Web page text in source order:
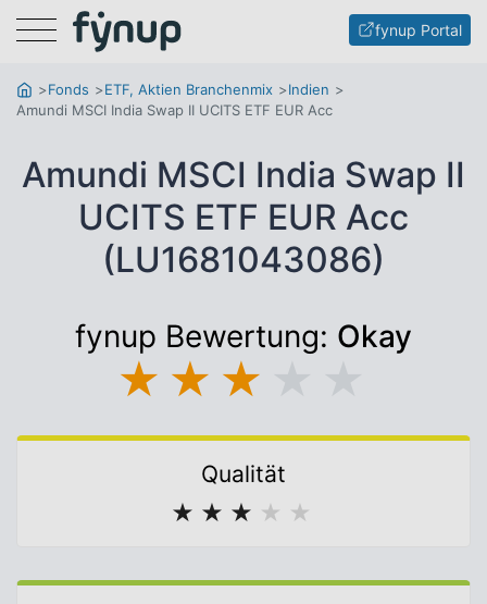
Menu fynup Portal
Fonds ETF, Aktien Branchenmix
Indien
Amundi MSCI India Swap II UCITS ETF EUR Acc
Amundi MSCI India Swap II
UCITS ETF EUR Acc
(LU1681043086)
fynup Bewertung: Okay
★ ★ ★
Qualität
★ ★ ★ ★ ★